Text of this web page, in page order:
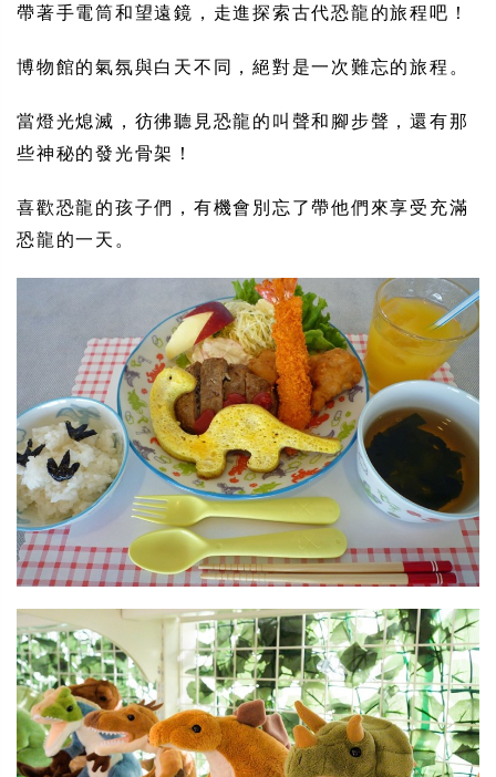
帶著手電筒和望遠鏡，走進探索古代恐龍的旅程吧！
博物館的氣氛與白天不同，絕對是一次難忘的旅程。
當燈光熄滅，彷彿聽見恐龍的叫聲和腳步聲，還有那
些神秘的發光骨架！
喜歡恐龍的孩子們，有機會別忘了帶他們來享受充滿
恐龍的一天。